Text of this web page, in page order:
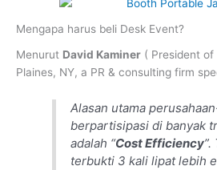
Mengapa harus beli Desk Event?
Menurut David Kaminer ( President of
Plaines, NY, a PR & consulting firm
Alasan utama
berpartisipasi di banyak
adalah “Cost Efficiency
terbukti 3 kali lipat lebih